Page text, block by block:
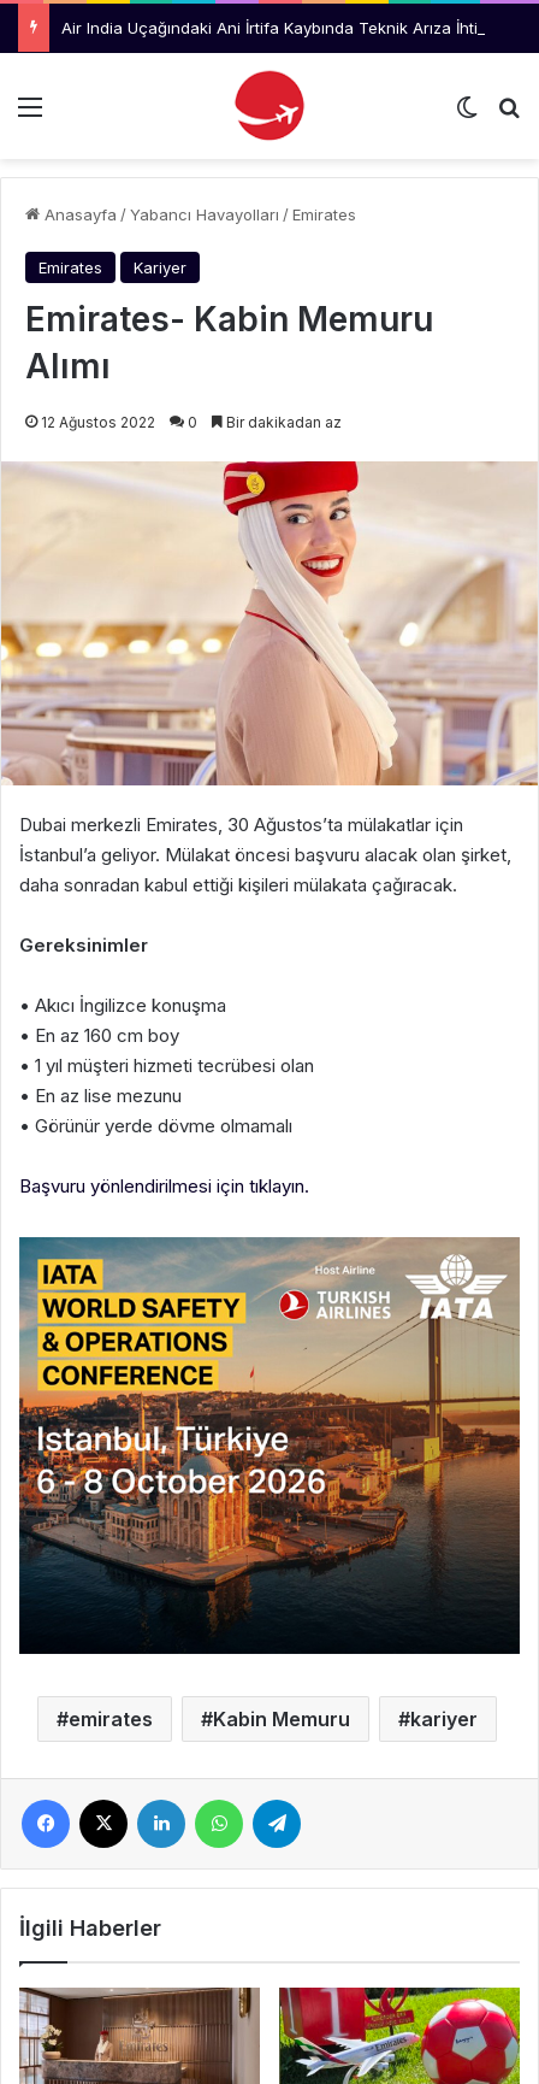
Menü Dış
Anasayfa /Yabancı Havayolları /Emirates
Emirates Kariyer
Emirates- Kabin Memuru
Alımı
12 Ağustos 2022 0 Bir dakikadan az
Dubai merkezli Emirates, 30 Ağustos’ta mülakatlar için
İstanbul’a geliyor. Mülakat öncesi başvuru alacak olan şirket,
daha sonradan kabul ettiği kişileri mülakata çağıracak.
Gereksinimler
• Akıcı İngilizce konuşma
• En az 160 cm boy
• 1 yıl müşteri hizmeti tecrübesi olan
• En az lise mezunu
• Görünür yerde dövme olmamalı
Başvuru yönlendirilmesi için tıklayın.
emirates Kabin Memuru kariyer
Facebook LinkedIn WhatsApp
İlgili Haberler